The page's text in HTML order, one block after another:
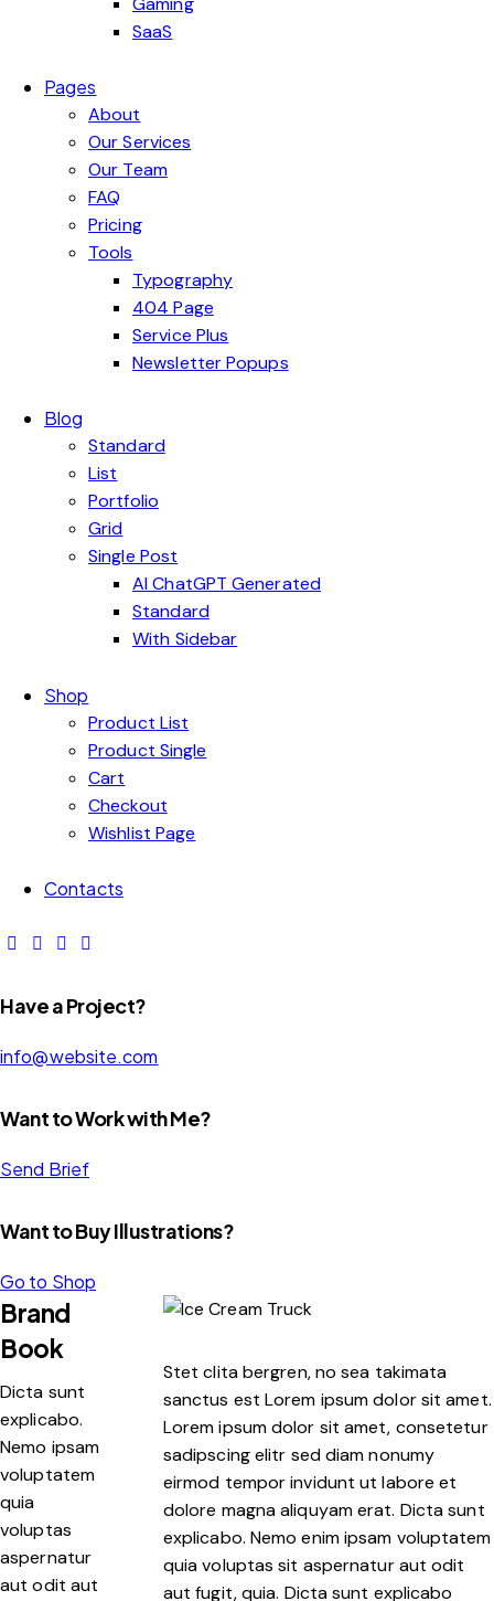
SaaS
Pages
About
Our Services
Our Team
FAQ
Pricing
Tools
Typography
404 Page
Service Plus
Newsletter Popups
Blog
Standard
List
Portfolio
Grid
Single Post
AI ChatGPT Generated
Standard
With Sidebar
Shop
Product List
Product Single
Cart
Checkout
Wishlist Page
Contacts
Have a Project?
info@website.com
Want to Work with Me?
Send Brief
Want to Buy Illustrations?
Go to Shop
Brand
Book
Dicta sunt
explicabo.
Nemo ipsam
voluptatem
quia
voluptas
aspernatur
aut odit aut
Stet clita bergren, no sea takimata
sanctus est Lorem ipsum dolor sit amet.
Lorem ipsum dolor sit amet, consetetur
sadipscing elitr sed diam nonumy
eirmod tempor invidunt ut labore et
dolore magna aliquyam erat. Dicta sunt
explicabo. Nemo enim ipsam voluptatem
quia voluptas sit aspernatur aut odit
aut fugit, quia. Dicta sunt explicabo